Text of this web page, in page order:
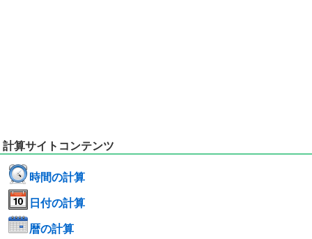
計算サイトコンテンツ
時間の計算
日付の計算
暦の計算